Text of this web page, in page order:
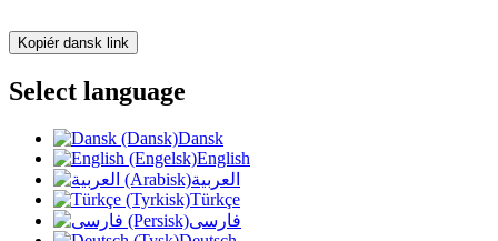
Kopiér dansk link
Select language
Dansk
English
العربية
Türkçe
فارسی